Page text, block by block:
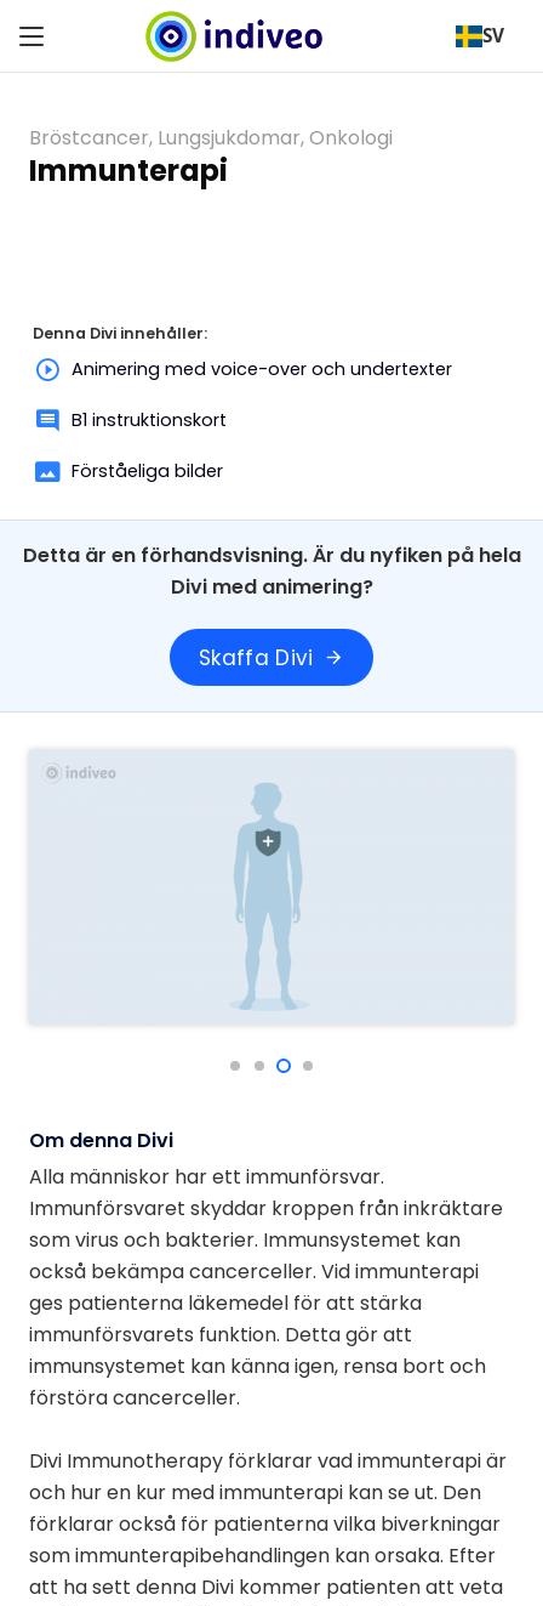
SV
Bröstcancer, Lungsjukdomar,Onkologi
Immunterapi
Denna Divi innehåller:
Animering med voice-over och undertexter
B1 instruktionskort
Förståeliga bilder
Detta är en förhandsvisning. Är du nyfiken på hela
Divi med animering?
Skaffa Divi arrow_forward
Om denna Divi
Alla människor har ett immunförsvar.
Immunförsvaret skyddar kroppen från inkräktare
som virus och bakterier. Immunsystemet kan
också bekämpa cancerceller. Vid immunterapi
ges patienterna läkemedel för att stärka
immunförsvarets funktion. Detta gör att
immunsystemet kan känna igen, rensa bort och
förstöra cancerceller.
Divi Immunotherapy förklarar vad immunterapi är
och hur en kur med immunterapi kan se ut. Den
förklarar också för patienterna vilka biverkningar
som immunterapibehandlingen kan orsaka. Efter
att ha sett denna Divi kommer patienten att veta